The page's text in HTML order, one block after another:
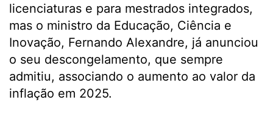
licenciaturas e para mestrados integrados,
mas o ministro da Educação, Ciência e
Inovação, Fernando Alexandre, já anunciou
o seu descongelamento, que sempre
admitiu, associando o aumento ao valor da
inflação em 2025.